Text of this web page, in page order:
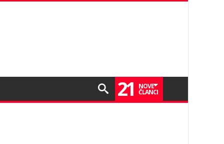
21 NOVE
ČLANCI